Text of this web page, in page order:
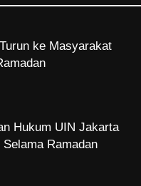
Hukum UIN Jakarta
Ramadan
dan Ujian Sedikit